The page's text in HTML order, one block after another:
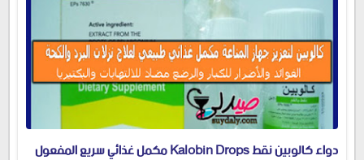
دواء كالوبين نقط Kalobin Drops مكمل غذائي سريع المفعول